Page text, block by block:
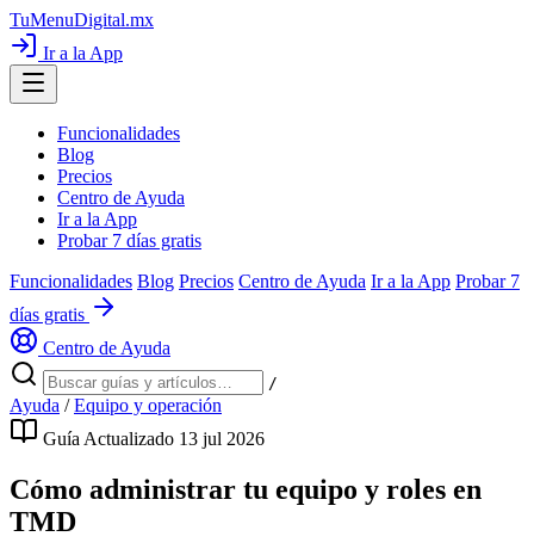
TuMenuDigital.mx
Ir a la App
Funcionalidades
Blog
Precios
Centro de Ayuda
Ir a la App
Probar 7 días gratis
Funcionalidades Blog Precios Centro de Ayuda Ir a la App Probar 7
días gratis
Centro de Ayuda
/
Ayuda / Equipo y operación
Guía Actualizado 13 jul 2026
Cómo administrar tu equipo y roles en
TMD